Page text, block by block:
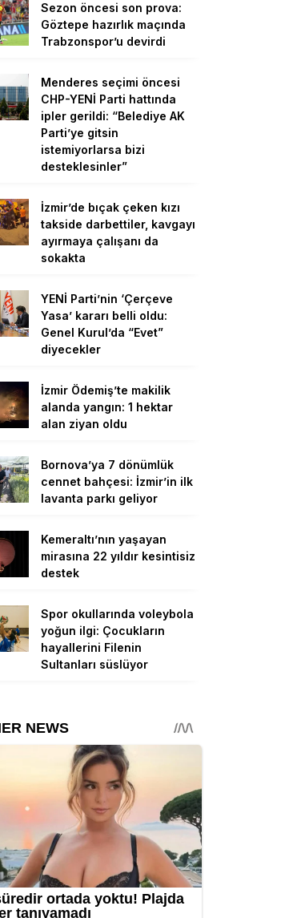
Sezon öncesi son prova:
Göztepe hazırlık maçında
Trabzonspor’u devirdi
Menderes seçimi öncesi
CHP-YENİ Parti hattında
ipler gerildi: “Belediye AK
Parti’ye gitsin
istemiyorlarsa bizi
desteklesinler”
İzmir’de bıçak çeken kızı
takside darbettiler, kavgayı
ayırmaya çalışanı da
sokakta
YENİ Parti’nin ‘Çerçeve
Yasa’ kararı belli oldu:
Genel Kurul’da “Evet”
diyecekler
İzmir Ödemiş’te makilik
alanda yangın: 1 hektar
alan ziyan oldu
Bornova’ya 7 dönümlük
cennet bahçesi: İzmir’in ilk
lavanta parkı geliyor
Kemeraltı’nın yaşayan
mirasına 22 yıldır kesintisiz
destek
Spor okullarında voleybola
yoğun ilgi: Çocukların
hayallerini Filenin
Sultanları süslüyor